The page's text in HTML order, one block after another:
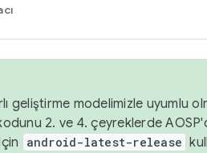
geliştirme modelimizle uyumlu
2. ve 4. çeyreklerde
android-latest-release